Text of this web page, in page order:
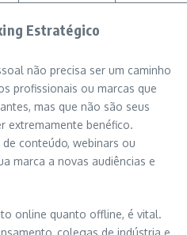
Estratégico
não precisa ser um caminho
profissionais ou marcas que
mas que não são seus
extremamente benéfico.
conteúdo, webinars ou
marca a novas audiências e
online quanto offline, é vital.
colegas de indústria e